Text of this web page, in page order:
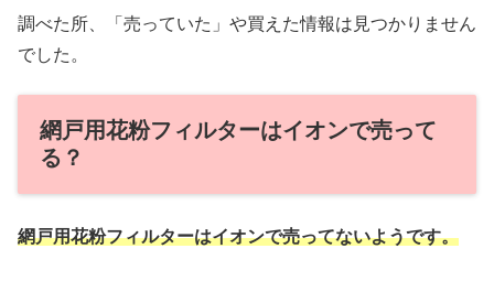
調べた所、「売っていた」や買えた情報は見つかりません
でした。
網戸用花粉フィルターはイオンで売って
る？
網戸用花粉フィルターはイオンで売ってないようです。